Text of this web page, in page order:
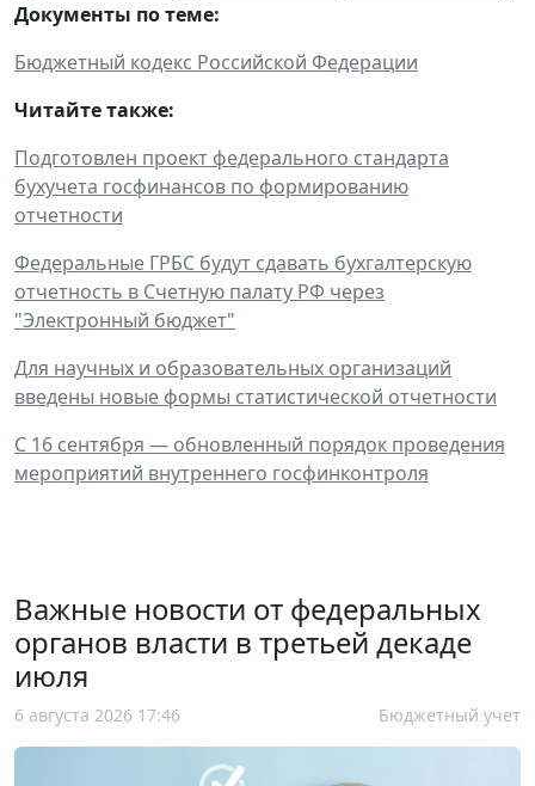
Документы по теме:
Бюджетный кодекс Российской Федерации
Читайте также:
Подготовлен проект федерального стандарта
бухучета госфинансов по формированию
отчетности
Федеральные ГРБС будут сдавать бухгалтерскую
отчетность в Счетную палату РФ через
"Электронный бюджет"
Для научных и образовательных организаций
введены новые формы статистической отчетности
С 16 сентября — обновленный порядок проведения
мероприятий внутреннего госфинконтроля
Важные новости от федеральных
органов власти в третьей декаде
июля
6 августа 2026 17:46 Бюджетный учет